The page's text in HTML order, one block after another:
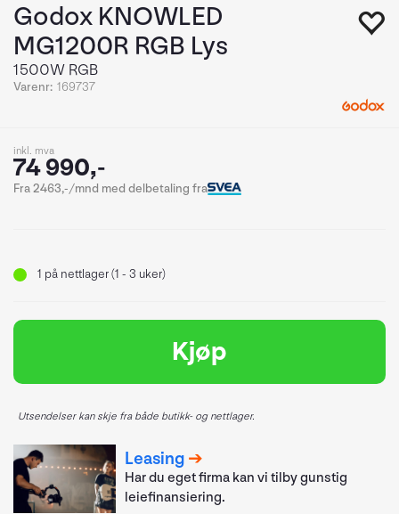
Godox KNOWLED
MG1200R RGB Lys
1500W RGB
Varenr: 169737
inkl. mva
74 990,-
Fra 2463,-/mnd med delbetaling fra
1 på nettlager (1 - 3 uker)
Kjøp
Utsendelser kan skje fra både butikk- og nettlager.
Leasing
Har du eget firma kan vi tilby gunstig
leiefinansiering.